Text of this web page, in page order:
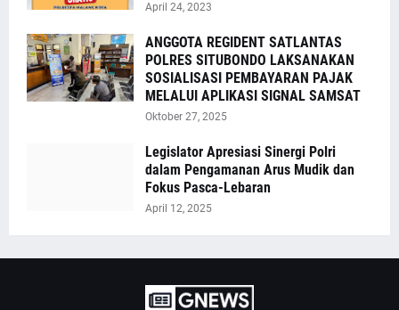
April 24, 2023
ANGGOTA REGIDENT SATLANTAS
POLRES SITUBONDO LAKSANAKAN
SOSIALISASI PEMBAYARAN PAJAK
MELALUI APLIKASI SIGNAL SAMSAT
Oktober 27, 2025
Legislator Apresiasi Sinergi Polri
dalam Pengamanan Arus Mudik dan
Fokus Pasca-Lebaran
April 12, 2025